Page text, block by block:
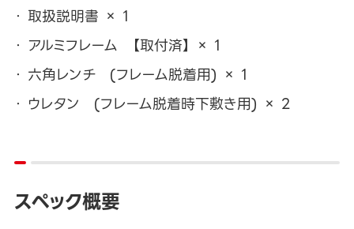
取扱説明書 × 1
アルミフレーム 【取付済】 × 1
六角レンチ (フレーム脱着用) × 1
ウレタン (フレーム脱着時下敷き用) × 2
スペック概要